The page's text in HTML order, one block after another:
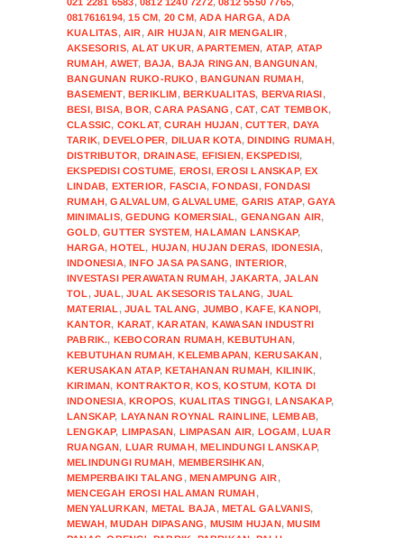
0817616194,15 CM, 20 CM,ADA HARGA,ADA
KUALITAS,AIR,AIR HUJAN,AIR MENGALIR,
AKSESORIS,ALAT UKUR,APARTEMEN, ATAP, ATAP
RUMAH,AWET, BAJA, BAJA RINGAN,BANGUNAN,
BANGUNAN RUKO-RUKO ,BANGUNAN RUMAH,
BASEMENT,BERIKLIM,BERKUALITAS, BERVARIASI,
BESI,BISA,BOR,CARA PASANG ,CAT,CAT TEMBOK,
CLASSIC, COKLAT,CURAH HUJAN,CUTTER, DAYA
TARIK,DEVELOPER, DILUAR KOTA,DINDING RUMAH,
DISTRIBUTOR, DRAINASE, EFISIEN,EKSPEDISI,
EKSPEDISI COSTUME, EROSI,EROSI LANSKAP,EX
LINDAB, EXTERIOR, FASCIA,FONDASI,FONDASI
RUMAH,GALVALUM,GALVALUME, GARIS ATAP,GAYA
MINIMALIS,GEDUNG KOMERSIAL, GENANGAN AIR,
GOLD,GUTTER SYSTEM,HALAMAN LANSKAP,
HARGA,HOTEL, HUJAN,HUJAN DERAS, IDONESIA,
INDONESIA,INFO JASA PASANG, INTERIOR,
INVESTASI PERAWATAN RUMAH,JAKARTA,JALAN
TOL ,JUAL,JUAL AKSESORIS TALANG, JUAL
MATERIAL ,JUAL TALANG, JUMBO ,KAFE,KANOPI,
KANTOR, KARAT,KARATAN, KAWASAN INDUSTRI
PABRIK., KEBOCORAN RUMAH,KEBUTUHAN,
KEBUTUHAN RUMAH,KELEMBAPAN, KERUSAKAN,
KERUSAKAN ATAP,KETAHANAN RUMAH, KILINIK,
KIRIMAN, KONTRAKTOR,KOS,KOSTUM, KOTA DI
INDONESIA,KROPOS, KUALITAS TINGGI,LANSAKAP,
LANSKAP, LAYANAN ROYNAL RAINLINE, LEMBAB,
LENGKAP, LIMPASAN, LIMPASAN AIR, LOGAM,LUAR
RUANGAN, LUAR RUMAH,MELINDUNGI LANSKAP,
MELINDUNGI RUMAH, MEMBERSIHKAN,
MEMPERBAIKI TALANG ,MENAMPUNG AIR,
MENCEGAH EROSI HALAMAN RUMAH,
MENYALURKAN, METAL BAJA,METAL GALVANIS,
MEWAH,MUDAH DIPASANG, MUSIM HUJAN,MUSIM